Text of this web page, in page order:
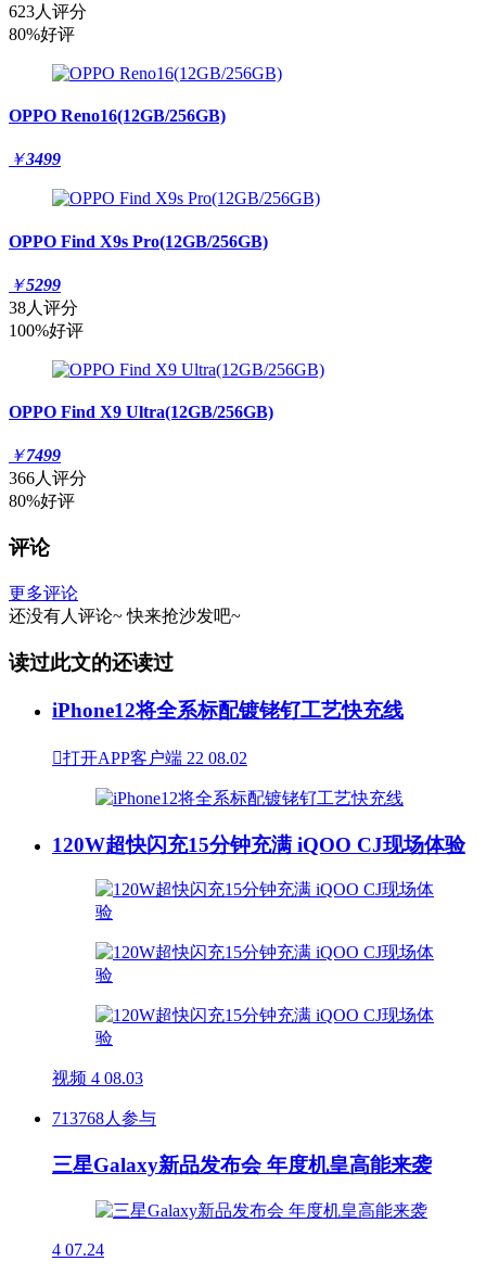
623人评分
80%好评
OPPO Reno16(12GB/256GB)
￥3499
OPPO Find X9s Pro(12GB/256GB)
￥5299
38人评分
100%好评
OPPO Find X9 Ultra(12GB/256GB)
￥7499
366人评分
80%好评
评论
更多评论
还没有人评论~ 快来抢沙发吧~
读过此文的还读过
iPhone12将全系标配镀铑钌工艺快充线
打开APP客户端 22 08.02
120W超快闪充15分钟充满 iQOO CJ现场体验
视频 4 08.03
713768人参与
三星Galaxy新品发布会 年度机皇高能来袭
4 07.24